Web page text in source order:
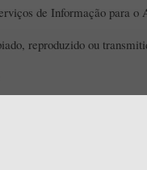
de Informação para o
reproduzido ou